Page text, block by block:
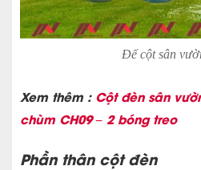
Đế cột sân
Xem thêm : Cột đèn sân
chùm CH09 – 2 bóng treo
Phần thân cột đèn